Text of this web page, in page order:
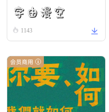
字由漫空
1143
会员商用